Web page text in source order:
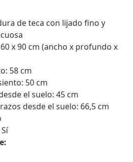
de teca con lijado fino y
x 90 cm (ancho x profundo x
58 cm
50 cm
el suelo: 45 cm
desde el suelo: 66,5 cm